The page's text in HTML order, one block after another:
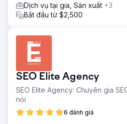
Dịch vụ tại gia, Sản xuất +3
Bắt đầu từ $2,500
SEO Elite Agency
SEO Elite Agency: Chuyên gia
nói
6 đánh giá